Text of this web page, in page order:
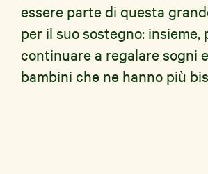
essere parte di questa
per il suo sostegno: insieme,
continuare a regalare sogni
bambini che ne hanno più